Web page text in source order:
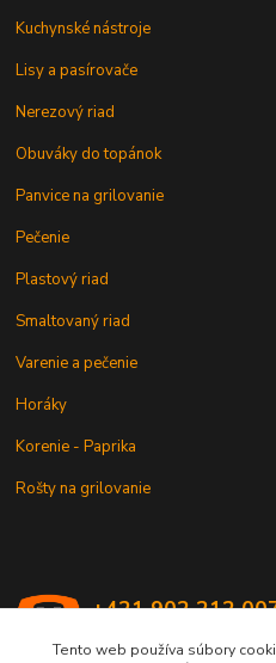
Kuchynské nástroje
Lisy a pasírovače
Nerezový riad
Obuváky do topánok
Panvice na grilovanie
Pečenie
Plastový riad
Smaltovaný riad
Varenie a pečenie
Horáky
Korenie - Paprika
Rošty na grilovanie
+421 902 212
Tento web používa súbory